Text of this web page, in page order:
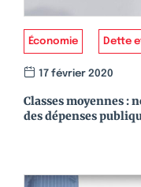
Économie Dette
17 février 2020
Classes moyennes :
des dépenses